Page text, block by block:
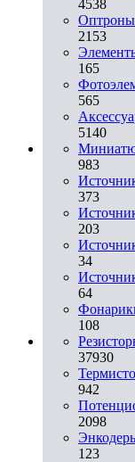
4538
Оптроны
2153
165
565
5140
983
373
203
34
64
108
37930
942
2098
123